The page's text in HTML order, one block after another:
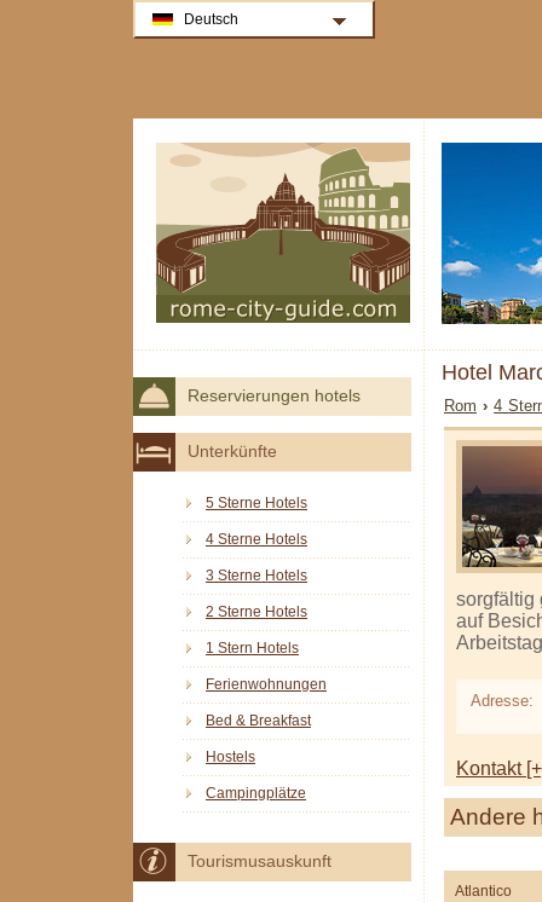
Hotel
Rom ›4
sorgfältig
auf
Adresse:
Kontakt
Andere
Atlantico
Reservierungen hotels
Unterkünfte
5 Sterne Hotels
4 Sterne Hotels
3 Sterne Hotels
2 Sterne Hotels
1 Stern Hotels
Ferienwohnungen
Bed & Breakfast
Hostels
Campingplätze
Tourismusauskunft
Deutsch